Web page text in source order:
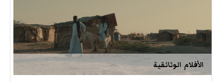
الأفلام الوثائقية